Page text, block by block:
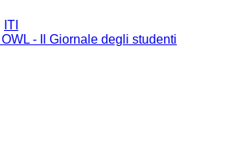
ITI
- Il Giornale degli studenti